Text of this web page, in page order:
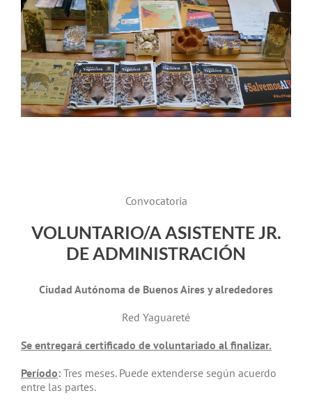
Convocatoria
VOLUNTARIO/A ASISTENTE JR.
DE ADMINISTRACIÓN
Ciudad Autónoma de Buenos Aires y alrededores
Red Yaguareté
Se entregará certificado de voluntariado al finalizar.
Período: Tres meses. Puede extenderse según acuerdo
entre las partes.